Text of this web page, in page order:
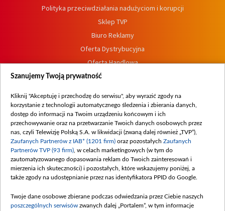
Polityka przeciwdziałania nadużyciom i korupcji
Sklep TVP
Biuro Reklamy
Oferta Dystrybucyjna
Oferta Handlowa
Dostępność
Procedura zgłoszeń wewnętrznych
Szanujemy Twoją prywatność
Kliknij "Akceptuję i przechodzę do serwisu", aby wyrazić zgody na
korzystanie z technologii automatycznego śledzenia i zbierania danych,
dostęp do informacji na Twoim urządzeniu końcowym i ich
przechowywanie oraz na przetwarzanie Twoich danych osobowych przez
nas, czyli Telewizję Polską S.A. w likwidacji (zwaną dalej również „TVP”),
Zaufanych Partnerów z IAB* (1201 firm) oraz pozostałych Zaufanych
Partnerów TVP (93 firm) , w celach marketingowych (w tym do
zautomatyzowanego dopasowania reklam do Twoich zainteresowań i
mierzenia ich skuteczności) i pozostałych, które wskazujemy poniżej, a
także zgody na udostępnianie przez nas identyfikatora PPID do Google.
Twoje dane osobowe zbierane podczas odwiedzania przez Ciebie naszych
poszczególnych serwisów zwanych dalej „Portalem”, w tym informacje